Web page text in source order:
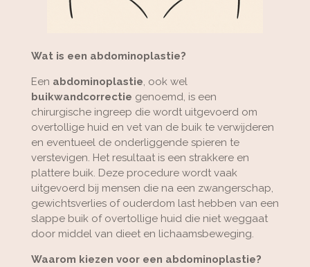
Wat is een abdominoplastie?
Een abdominoplastie, ook wel
buikwandcorrectie genoemd, is een
chirurgische ingreep die wordt uitgevoerd om
overtollige huid en vet van de buik te verwijderen
en eventueel de onderliggende spieren te
verstevigen. Het resultaat is een strakkere en
plattere buik. Deze procedure wordt vaak
uitgevoerd bij mensen die na een zwangerschap,
gewichtsverlies of ouderdom last hebben van een
slappe buik of overtollige huid die niet weggaat
door middel van dieet en lichaamsbeweging.
Waarom kiezen voor een abdominoplastie?